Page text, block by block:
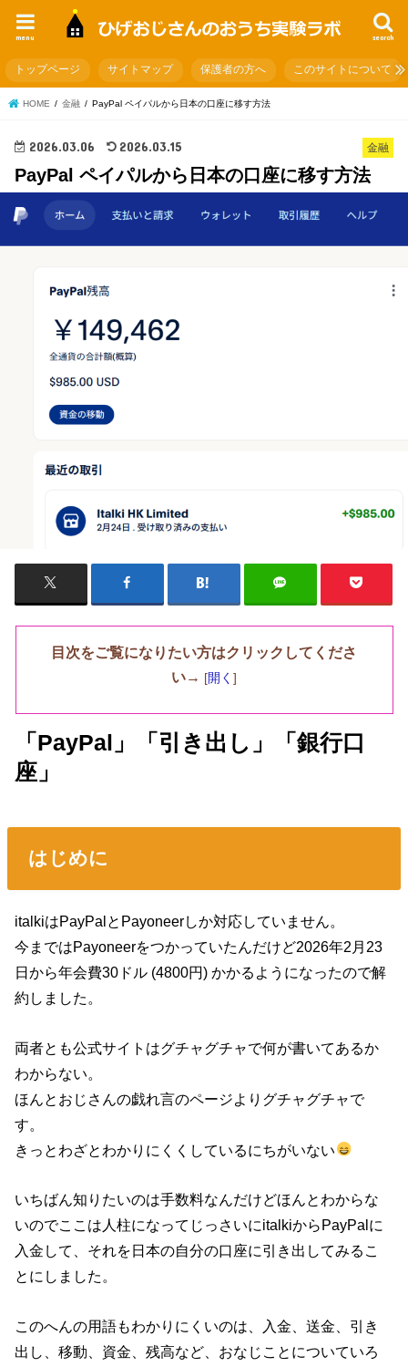
search
menu
トップページ サイトマップ 保護者の方へ このサイトについて
HOME 金融 PayPal ペイパルから日本の口座に移す方法
金融
2026.03.06 2026.03.15
PayPal ペイパルから日本の口座に移す方法
目次をご覧になりたい方はクリックしてくださ
い→ [開く ]
「PayPal」「引き出し」「銀行口
座」
はじめに
italkiはPayPalとPayoneerしか対応していません。
今まではPayoneerをつかっていたんだけど2026年2月23
日から年会費30ドル (4800円) かかるようになったので解
約しました。
両者とも公式サイトはグチャグチャで何が書いてあるか
わからない。
ほんとおじさんの戯れ言のページよりグチャグチャで
す。
きっとわざとわかりにくくしているにちがいない
いちばん知りたいのは手数料なんだけどほんとわからな
いのでここは人柱になってじっさいにitalkiからPayPalに
入金して、それを日本の自分の口座に引き出してみるこ
とにしました。
このへんの用語もわかりにくいのは、入金、送金、引き
出し、移動、資金、残高など、おなじことについていろ